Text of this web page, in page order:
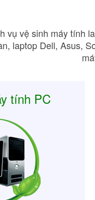
vụ vệ sinh máy tính
laptop Dell, Asus,
tính PC